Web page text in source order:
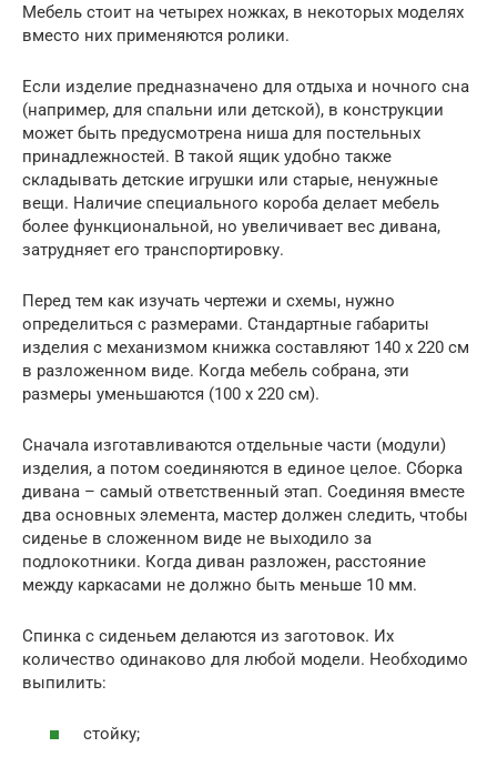
Мебель стоит на четырех ножках, в некоторых моделях
вместо них применяются ролики.
Если изделие предназначено для отдыха и ночного сна
(например, для спальни или детской), в конструкции
может быть предусмотрена ниша для постельных
принадлежностей. В такой ящик удобно также
складывать детские игрушки или старые, ненужные
вещи. Наличие специального короба делает мебель
более функциональной, но увеличивает вес дивана,
затрудняет его транспортировку.
Перед тем как изучать чертежи и схемы, нужно
определиться с размерами. Стандартные габариты
изделия с механизмом книжка составляют 140 х 220 см
в разложенном виде. Когда мебель собрана, эти
размеры уменьшаются (100 х 220 см).
Сначала изготавливаются отдельные части (модули)
изделия, а потом соединяются в единое целое. Сборка
дивана – самый ответственный этап. Соединяя вместе
два основных элемента, мастер должен следить, чтобы
сиденье в сложенном виде не выходило за
подлокотники. Когда диван разложен, расстояние
между каркасами не должно быть меньше 10 мм.
Спинка с сиденьем делаются из заготовок. Их
количество одинаково для любой модели. Необходимо
выпилить:
стойку;